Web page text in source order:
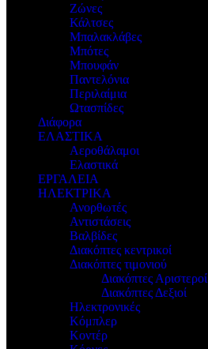
Ζώνες
Κάλτσες
Μπαλακλάβες
Μπότες
Μπουφάν
Παντελόνια
Περιλαίμια
Ωτασπίδες
Διάφορα
ΕΛΑΣΤΙΚΑ
Αεροθάλαμοι
Ελαστικά
ΕΡΓΑΛΕΙΑ
ΗΛΕΚΤΡΙΚΑ
Ανορθωτές
Αντιστάσεις
Βαλβίδες
Διακόπτες κεντρικοί
Διακόπτες τιμονιού
Διακόπτες Αριστεροί
Διακόπτες Δεξιοί
Ηλεκτρονικές
Κόμπλερ
Κοντέρ